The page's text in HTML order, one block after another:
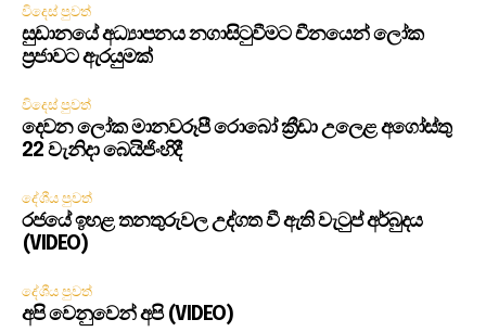
විදෙස් පුවත්
සුඩානයේ අධ්‍යාපනය නගාසිටුවීමට චීනයෙන් ලෝක
ප්‍රජාවට ඇරයුමක්
විදෙස් පුවත්
දෙවන ලෝක මානවරූපී රොබෝ ක්‍රීඩා උලෙළ අගෝස්තු
22 වැනිදා බෙයිජිංහිදී
දේශීය පුවත්
රජයේ ඉහළ තනතුරුවල උද්ගත වී ඇති වැටුප් අර්බුදය
(VIDEO)
දේශීය පුවත්
අපි වෙනුවෙන් අපි (VIDEO)